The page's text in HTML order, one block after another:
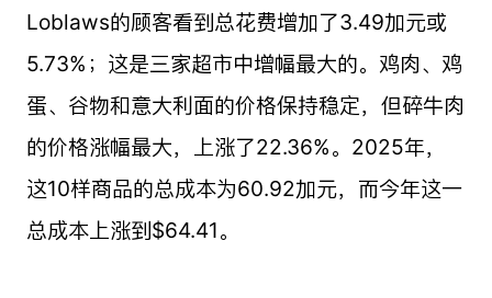
Loblaws的顾客看到总花费增加了3.49加元或
5.73%；这是三家超市中增幅最大的。鸡肉、鸡
蛋、谷物和意大利面的价格保持稳定，但碎牛肉
的价格涨幅最大，上涨了22.36%。2025年，
这10样商品的总成本为60.92加元，而今年这一
总成本上涨到$64.41。